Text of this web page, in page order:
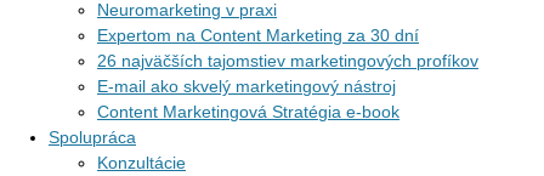
Neuromarketing v praxi
Expertom na Content Marketing za 30 dní
26 najväčších tajomstiev marketingových profíkov
E-mail ako skvelý marketingový nástroj
Content Marketingová Stratégia e-book
Spolupráca
Konzultácie